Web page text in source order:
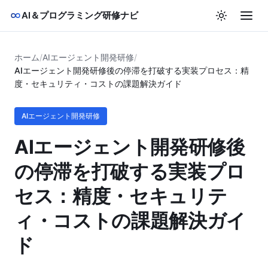
AI＆プログラミング研修ナビ
ホーム/AIエージェント開発研修/
AIエージェント開発研修後の停滞を打破する実装プロセス：精
度・セキュリティ・コストの課題解決ガイド
AIエージェント開発研修
AIエージェント開発研修後
の停滞を打破する実装プロ
セス：精度・セキュリテ
ィ・コストの課題解決ガイ
ド